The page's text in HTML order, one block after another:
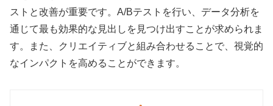
ストと改善が重要です。A/Bテストを行い、データ分析を
通じて最も効果的な見出しを見つけ出すことが求められま
す。また、クリエイティブと組み合わせることで、視覚的
なインパクトを高めることができます。